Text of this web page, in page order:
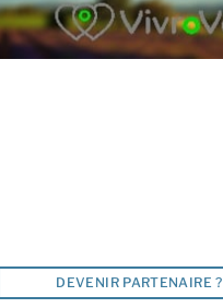
DEVENIR PARTENAIRE ?